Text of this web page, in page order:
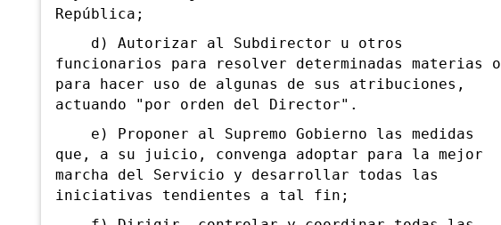
República;
d) Autorizar al Subdirector u otros
funcionarios para resolver determinadas materias o
para hacer uso de algunas de sus atribuciones,
actuando "por orden del Director".
e) Proponer al Supremo Gobierno las medidas
que, a su juicio, convenga adoptar para la mejor
marcha del Servicio y desarrollar todas las
iniciativas tendientes a tal fin;